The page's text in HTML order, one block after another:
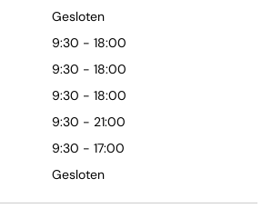
Gesloten
9:30 - 18:00
9:30 - 18:00
9:30 - 18:00
9:30 - 21:00
9:30 - 17:00
Gesloten